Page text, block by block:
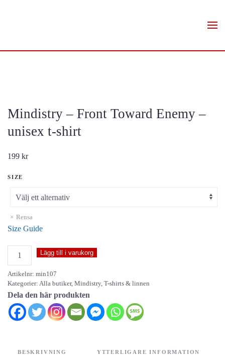
Mindistry – Front Toward Enemy –
unisex t-shirt
199 kr
SIZE
Rensa
Size Guide
Mindistry
–
Front
Toward
Enemy
–
Lägg till i varukorg
Artikelnr: min107
Kategorier: Alla butiker, Mindistry, T-shirts & linnen
Dela den här produkten
BESKRIVNING YTTERLIGARE INFORMATION